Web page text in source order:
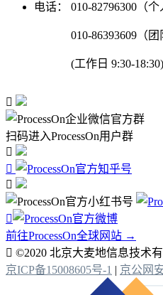
电话：
010-82796300（个
010-86393609（团
(工作日 9:30-18:30)

扫码进入ProcessOn用户群




前往ProcessOn全球网站 →
 ©2020 北京大麦地信息技术
京ICP备15008605号-1 | 京公网